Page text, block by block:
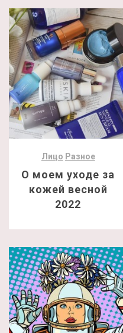
Лицо Разное
О моем уходе за
кожей весной
2022